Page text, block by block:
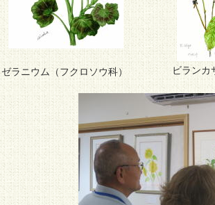
ゼラニウム（フクロソウ科） ビランカ